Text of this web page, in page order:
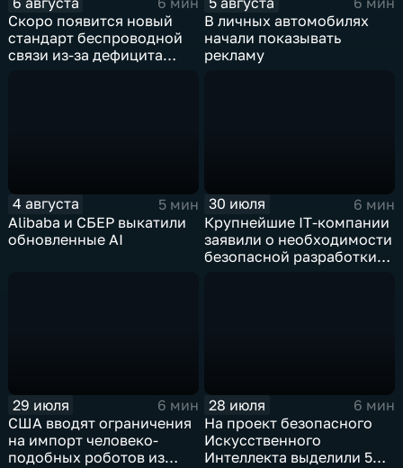
Скоро появится новый
стандарт беспроводной
связи из-за дефицита
В личных автомобилях
начали показывать
рекламу
4 августа
5 мин
Alibaba и СБЕР выкатили
обновленные AI
30 июля
6 мин
Крупнейшие IT‑компании
заявили о необходимости
безопасной разработки
29 июля
6 мин
США вводят ограничения
на импорт человеко-
подобных роботов из
28 июля
6 мин
На проект безопасного
Искусственного
Интеллекта выделили 5